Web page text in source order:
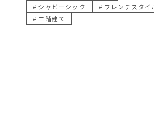
シャビーシック
フレンチスタイ
二階建て